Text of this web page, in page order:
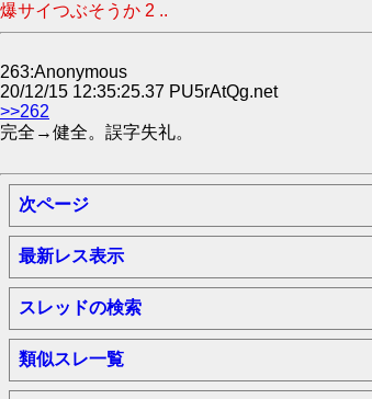
爆サイつぶそうか 2 ..
263:Anonymous
20/12/15 12:35:25.37 PU5rAtQg.net
>>262
完全→健全。誤字失礼。
次ページ
最新レス表示
スレッドの検索
類似スレ一覧